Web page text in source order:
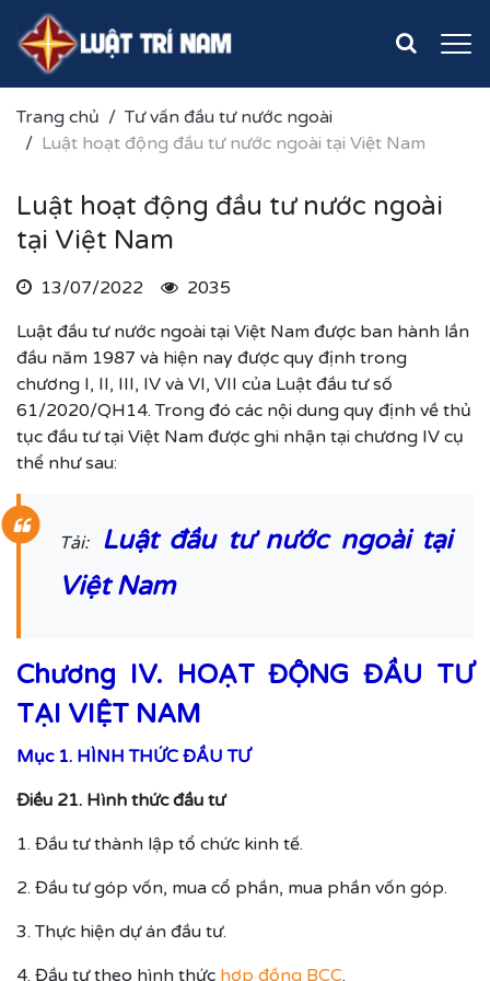
Trang chủ
Tư vấn đầu tư nước ngoài
Luật hoạt động đầu tư nước ngoài tại Việt Nam
Luật hoạt động đầu tư nước ngoài
tại Việt Nam
13/07/2022
2035
Luật đầu tư nước ngoài tại Việt Nam được ban hành lần
đầu năm 1987 và hiện nay được quy định trong
chương I, II, III, IV và VI, VII của Luật đầu tư số
61/2020/QH14. Trong đó các nội dung quy định về thủ
tục đầu tư tại Việt Nam được ghi nhận tại chương IV cụ
thể như sau:
Tải:
Luật đầu tư nước ngoài tại
Việt Nam
Chương IV. HOẠT ĐỘNG ĐẦU TƯ
TẠI VIỆT NAM
Mục 1. HÌNH THỨC ĐẦU TƯ
Điều 21. Hình thức đầu tư
1. Đầu tư thành lập tổ chức kinh tế.
2. Đầu tư góp vốn, mua cổ phần, mua phần vốn góp.
3. Thực hiện dự án đầu tư.
4. Đầu tư theo hình thức hợp đồng BCC.